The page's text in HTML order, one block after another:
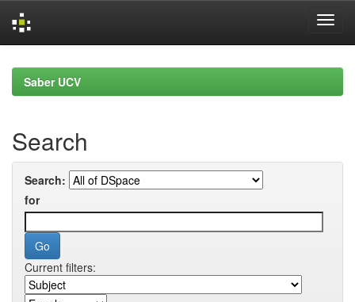
navigationSaber UCV
Search
Search:
for
Current filters: